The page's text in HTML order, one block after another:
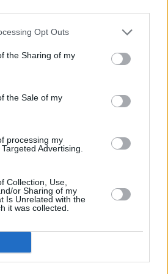
Opt Outs
the Sharing of my
the Sale of my
processing my
Advertising.
Collection, Use,
or Sharing of my
Is Unrelated with the
it was collected.
Kdy a kde bude Prima sport k
cookies•